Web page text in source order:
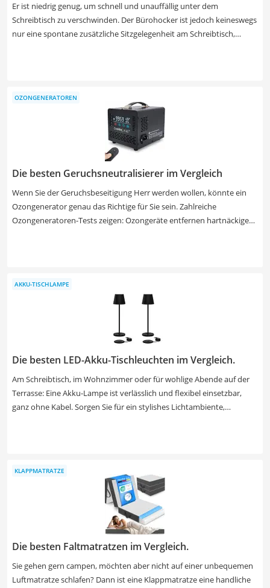
Er ist niedrig genug, um schnell und unauffällig unter dem
Schreibtisch zu verschwinden. Der Bürohocker ist jedoch keineswegs
nur eine spontane zusätzliche Sitzgelegenheit am Schreibtisch,
Schließlich muss er zu Ihrer Körpergröße und den Gegebenheiten
am Schreibtisch passen. Suchen Sie in unserer Produkttabelle nach
Hockern, die das dynamische Sitzen unterstützen, um Rücken und
Beine in Bewegung zu halten.
Die besten Geruchsneutralisierer im Vergleich
Wenn Sie der Geruchsbeseitigung Herr werden wollen, könnte ein
Ozongenerator genau das Richtige für Sie sein. Zahlreiche
Ozongeneratoren-Tests zeigen: Ozongeräte entfernen hartnäckige
OZONGENERATOREN
Die besten LED-Akku-Tischleuchten im Vergleich.
Am Schreibtisch, im Wohnzimmer oder für wohlige Abende auf der
Terrasse: Eine Akku-Lampe ist verlässlich und flexibel einsetzbar,
ganz ohne Kabel. Sorgen Sie für ein stylishes Lichtambiente,
des Dimmers nach Belieben zu optimieren.
AKKU-TISCHLAMPE
Die besten Faltmatratzen im Vergleich.
Sie gehen gern campen, möchten aber nicht auf einer unbequemen
Luftmatratze schlafen? Dann ist eine Klappmatratze eine handliche
KLAPPMATRATZE